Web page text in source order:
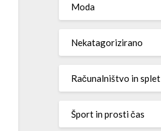
Moda
Nekatagorizirano
Računalništvo in splet
Šport in prosti čas